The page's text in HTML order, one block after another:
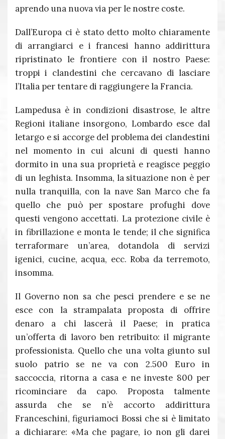
aprendo una nuova via per le nostre coste.
Dall’Europa ci è stato detto molto chiaramente
di arrangiarci e i francesi hanno addirittura
ripristinato le frontiere con il nostro Paese:
troppi i clandestini che cercavano di lasciare
l’Italia per tentare di raggiungere la Francia.
Lampedusa è in condizioni disastrose, le altre
Regioni italiane insorgono, Lombardo esce dal
letargo e si accorge del problema dei clandestini
nel momento in cui alcuni di questi hanno
dormito in una sua proprietà e reagisce peggio
di un leghista. Insomma, la situazione non è per
nulla tranquilla, con la nave San Marco che fa
quello che può per spostare profughi dove
questi vengono accettati. La protezione civile è
in fibrillazione e monta le tende; il che significa
terraformare un’area, dotandola di servizi
igenici, cucine, acqua, ecc. Roba da terremoto,
insomma.
Il Governo non sa che pesci prendere e se ne
esce con la strampalata proposta di offrire
denaro a chi lascerà il Paese; in pratica
un’offerta di lavoro ben retribuito: il migrante
professionista. Quello che una volta giunto sul
suolo patrio se ne va con 2.500 Euro in
saccoccia, ritorna a casa e ne investe 800 per
ricominciare da capo. Proposta talmente
assurda che se n’è accorto addirittura
Franceschini, figuriamoci Bossi che si è limitato
a dichiarare: «Ma che pagare, io non gli darei